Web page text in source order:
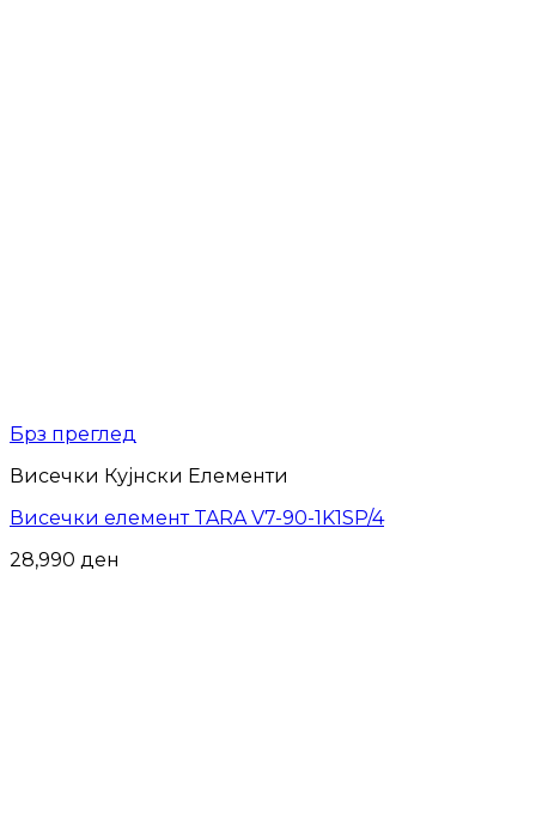
Брз преглед
Висечки Кујнски Елементи
Висечки елемент TARA V7-90-1K1SP/4
28,990 ден